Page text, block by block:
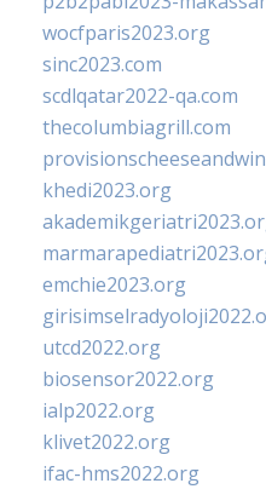
wocfparis2023.org
sinc2023.com
scdlqatar2022-qa.com
thecolumbiagrill.com
khedi2023.org
emchie2023.org
utcd2022.org
biosensor2022.org
ialp2022.org
klivet2022.org
ifac-hms2022.org